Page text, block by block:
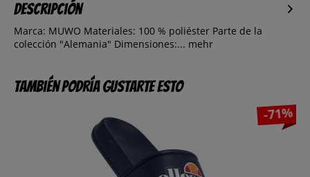
Descripción
Marca: MUWO Materiales: 100 % poliéster Parte de la
colección "Alemania" Dimensiones:... mehr
También podría gustarte esto
-71%